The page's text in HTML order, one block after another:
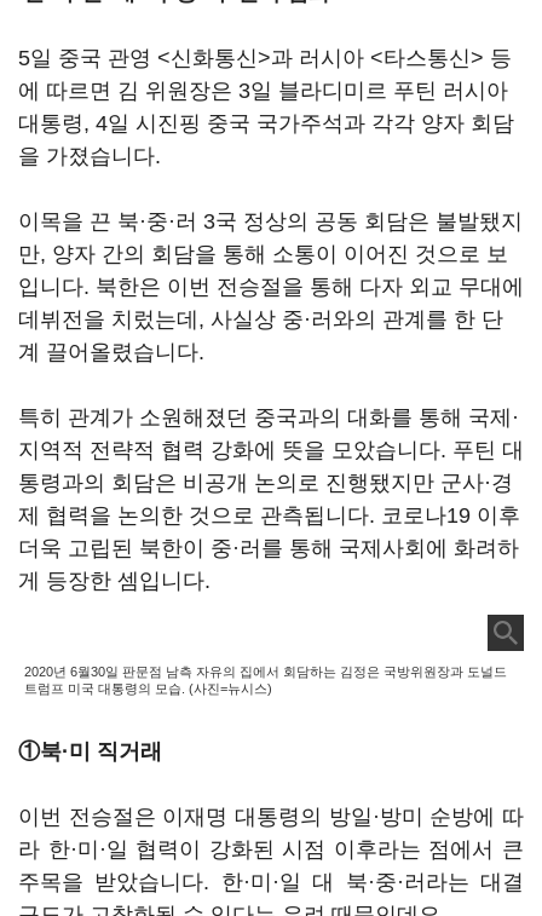
5일 중국 관영 <신화통신>과 러시아 <타스통신> 등
에 따르면 김 위원장은 3일 블라디미르 푸틴 러시아
대통령, 4일 시진핑 중국 국가주석과 각각 양자 회담
을 가졌습니다.
이목을 끈 북·중·러 3국 정상의 공동 회담은 불발됐지
만, 양자 간의 회담을 통해 소통이 이어진 것으로 보
입니다. 북한은 이번 전승절을 통해 다자 외교 무대에
데뷔전을 치렀는데, 사실상 중·러와의 관계를 한 단
계 끌어올렸습니다.
특히 관계가 소원해졌던 중국과의 대화를 통해 국제·
지역적 전략적 협력 강화에 뜻을 모았습니다. 푸틴 대
통령과의 회담은 비공개 논의로 진행됐지만 군사·경
제 협력을 논의한 것으로 관측됩니다. 코로나19 이후
더욱 고립된 북한이 중·러를 통해 국제사회에 화려하
게 등장한 셈입니다.
2020년 6월30일 판문점 남측 자유의 집에서 회담하는 김정은 국방위원장과 도널드
트럼프 미국 대통령의 모습. (사진=뉴시스)
①북·미 직거래
이번 전승절은 이재명 대통령의 방일·방미 순방에 따
라 한·미·일 협력이 강화된 시점 이후라는 점에서 큰
주목을 받았습니다. 한·미·일 대 북·중·러라는 대결